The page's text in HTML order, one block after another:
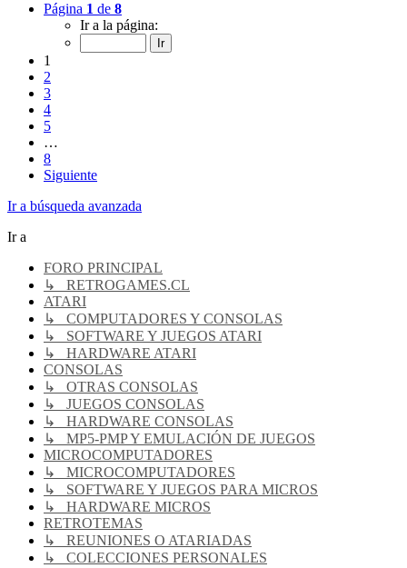
Página 1 de 8
Ir a la página:
1
2
3
4
5
…
8
Siguiente
Ir a búsqueda avanzada
Ir a
FORO PRINCIPAL
↳ RETROGAMES.CL
ATARI
↳ COMPUTADORES Y CONSOLAS
↳ SOFTWARE Y JUEGOS ATARI
↳ HARDWARE ATARI
CONSOLAS
↳ OTRAS CONSOLAS
↳ JUEGOS CONSOLAS
↳ HARDWARE CONSOLAS
↳ MP5-PMP Y EMULACIÓN DE JUEGOS
MICROCOMPUTADORES
↳ MICROCOMPUTADORES
↳ SOFTWARE Y JUEGOS PARA MICROS
↳ HARDWARE MICROS
RETROTEMAS
↳ REUNIONES O ATARIADAS
↳ COLECCIONES PERSONALES